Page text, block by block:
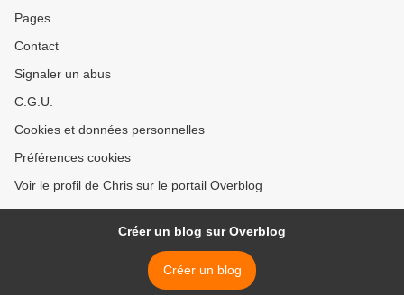
Pages
Contact
Signaler un abus
C.G.U.
Cookies et données personnelles
Préférences cookies
Voir le profil de Chris sur le portail Overblog
Créer un blog sur Overblog
Créer un blog